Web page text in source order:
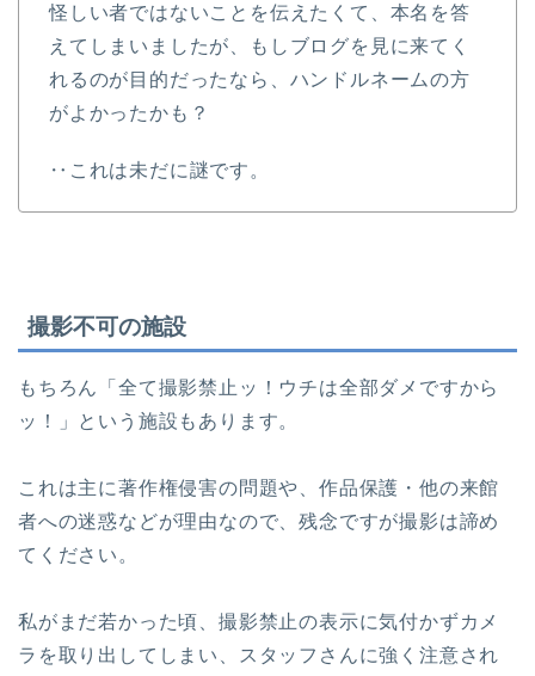
怪しい者ではないことを伝えたくて、本名を答
えてしまいましたが、もしブログを見に来てく
れるのが目的だったなら、ハンドルネームの方
がよかったかも？
‥これは未だに謎です。
撮影不可の施設
もちろん「全て撮影禁止ッ！ウチは全部ダメですから
ッ！」という施設もあります。
これは主に著作権侵害の問題や、作品保護・他の来館
者への迷惑などが理由なので、残念ですが撮影は諦め
てください。
私がまだ若かった頃、撮影禁止の表示に気付かずカメ
ラを取り出してしまい、スタッフさんに強く注意され